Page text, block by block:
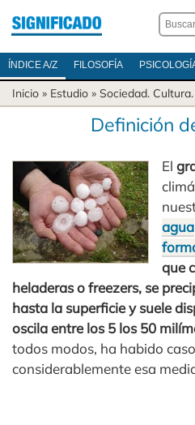
ÍNDICE A/Z FILOSOFÍA
Inicio » Estudio » Sociedad. Cultura.
Definición
El
agua
que
heladeras o freezers, se
hasta la superficie y suele
oscila entre los 5 los 50
todos modos, ha habido
considerablemente esa